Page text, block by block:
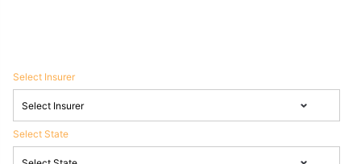
Select Insurer
Select State